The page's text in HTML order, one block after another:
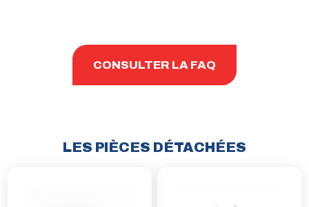
CONSULTER LA FAQ
LES PIÈCES DÉTACHÉES